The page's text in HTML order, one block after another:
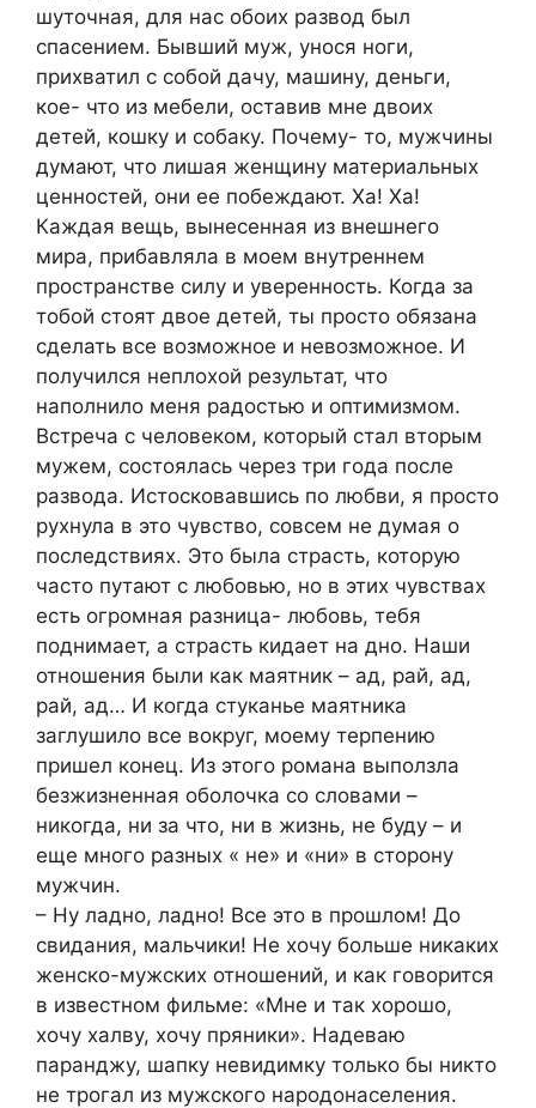
шуточная, для нас обоих развод был
спасением. Бывший муж, унося ноги,
прихватил с собой дачу, машину, деньги,
кое- что из мебели, оставив мне двоих
детей, кошку и собаку. Почему- то, мужчины
думают, что лишая женщину материальных
ценностей, они ее побеждают. Ха! Ха!
Каждая вещь, вынесенная из внешнего
мира, прибавляла в моем внутреннем
пространстве силу и уверенность. Когда за
тобой стоят двое детей, ты просто обязана
сделать все возможное и невозможное. И
получился неплохой результат, что
наполнило меня радостью и оптимизмом.
Встреча с человеком, который стал вторым
мужем, состоялась через три года после
развода. Истосковавшись по любви, я просто
рухнула в это чувство, совсем не думая о
последствиях. Это была страсть, которую
часто путают с любовью, но в этих чувствах
есть огромная разница- любовь, тебя
поднимает, а страсть кидает на дно. Наши
отношения были как маятник – ад, рай, ад,
рай, ад… И когда стуканье маятника
заглушило все вокруг, моему терпению
пришел конец. Из этого романа выползла
безжизненная оболочка со словами –
никогда, ни за что, ни в жизнь, не буду – и
еще много разных « не» и «ни» в сторону
мужчин.
– Ну ладно, ладно! Все это в прошлом! До
свидания, мальчики! Не хочу больше никаких
женско-мужских отношений, и как говорится
в известном фильме: «Мне и так хорошо,
хочу халву, хочу пряники». Надеваю
паранджу, шапку невидимку только бы никто
не трогал из мужского народонаселения.